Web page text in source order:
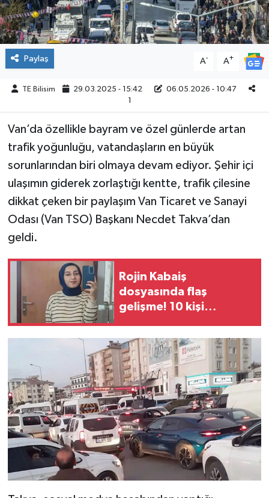
Paylaş A- A+
TE Bilisim 29.03.2025 - 15:42
06.05.2026 - 10:47
Van’da özellikle bayram ve özel günlerde artan
trafik yoğunluğu, vatandaşların en büyük
sorunlarından biri olmaya devam ediyor. Şehir içi
ulaşımın giderek zorlaştığı kentte, trafik çilesine
dikkat çeken bir paylaşım Van Ticaret ve Sanayi
Odası (Van TSO) Başkanı Necdet Takva’dan
geldi.
Rojin Kabaiş
dosyasında flaş
gelişme! 10 kişi